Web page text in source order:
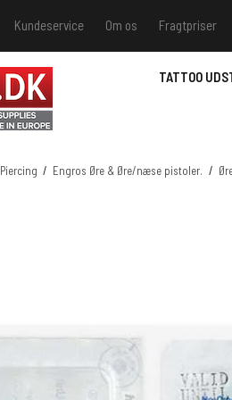
Kundeservice
Kundeservice
Hvis du
MSDS
MSDS
Om os Fragtpriser
TATTOO
Piercing / Engros Øre & Øre/næse pistoler. /